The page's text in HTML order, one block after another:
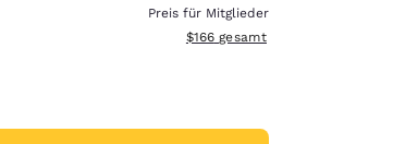
Preis für Mitglieder
Geschätzte Gesamtdetails
$166 gesamt